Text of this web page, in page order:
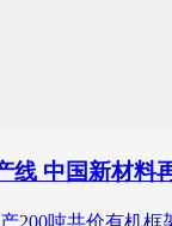
线 中国新材料
200吨共价有机